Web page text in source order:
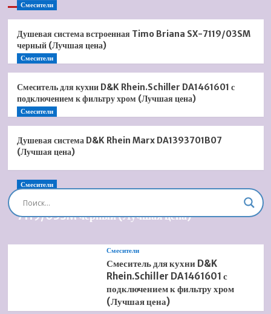
Смесители
Душевая система встроенная Timo Briana SX-7119/03SM
черный (Лучшая цена)
Смесители
Смеситель для кухни D&K Rhein.Schiller DA1461601 с
подключением к фильтру хром (Лучшая цена)
Смесители
Душевая система D&K Rhein Marx DA1393701B07
(Лучшая цена)
Смесители
Душевая система встроенная Timo Briana SX-
7119/03SM черный (Лучшая цена)
Смесители
Смеситель для кухни D&K
Rhein.Schiller DA1461601 с
подключением к фильтру хром
(Лучшая цена)